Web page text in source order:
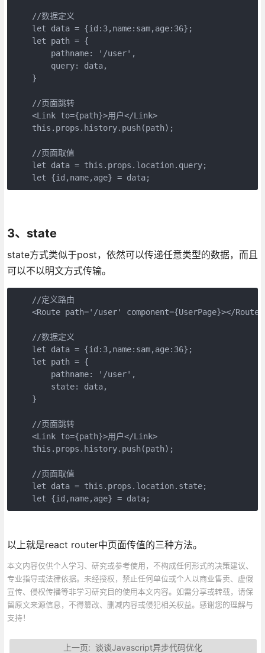
    //数据定义
    let data = {id:3,name:sam,age:36};
    let path = {
        pathname: '/user',
        query: data,
    }
    //页面跳转
    <Link to={path}>用户</Link>
    this.props.history.push(path);
    //页面取值
    let data = this.props.location.query;
    let {id,name,age} = data;
3、state
state方式类似于post，依然可以传递任意类型的数据，而且
可以不以明文方式传输。
    //定义路由
    <Route path='/user' component={UserPage}></Route>
    //数据定义
    let data = {id:3,name:sam,age:36};
    let path = {
        pathname: '/user',
        state: data,
    }
    //页面跳转
    <Link to={path}>用户</Link>
    this.props.history.push(path);
    //页面取值
    let data = this.props.location.state;
    let {id,name,age} = data;
以上就是react router中页面传值的三种方法。
本文内容仅供个人学习、研究或参考使用，不构成任何形式的决策建议、
专业指导或法律依据。未经授权，禁止任何单位或个人以商业售卖、虚假
宣传、侵权传播等非学习研究目的使用本文内容。如需分享或转载，请保
留原文来源信息，不得篡改、删减内容或侵犯相关权益。感谢您的理解与
支持！
上一页:谈谈Javascript异步代码优化